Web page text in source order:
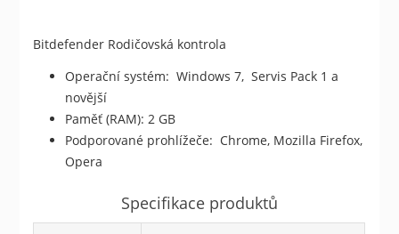
Bitdefender Rodičovská kontrola
Operační systém: Windows 7, Servis Pack 1 a
novější
Paměť (RAM): 2 GB
Podporované prohlížeče: Chrome, Mozilla Firefox,
Opera
Specifikace produktů